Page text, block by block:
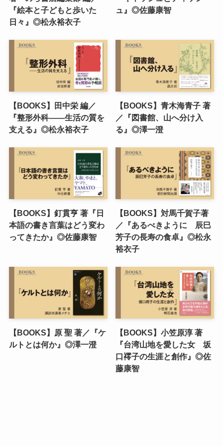
『絵本と子どもと歩いた
日々』◎松永裕衣子
ュ』◎佐藤康智
【BOOKS】田中栄 編／
『整形外科――生活の質を
支える』◎松永裕衣子
【BOOKS】青木海青子 著
／『図書館、山へ分け入
る』◎澤一澄
【BOOKS】釘貫亨 著『日
本語の書き言葉はどう変わ
ってきたか』◎佐藤康智
【BOOKS】対馬千賀子著
／『あるべきように 辰巳
芳子の長寿の食卓』◎松永
裕衣子
【BOOKS】原 聖 著／『ケ
ルトとは何か』◎澤一澄
【BOOKS】小笠原淳 著
『台湾山地を愛した女 坂
口䙥子の生涯と創作』◎佐
藤康智